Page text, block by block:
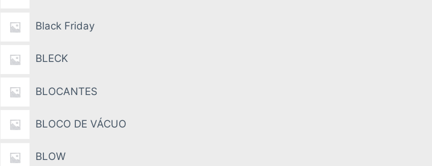
Black Friday
BLECK
BLOCANTES
BLOCO DE VÁCUO
BLOW